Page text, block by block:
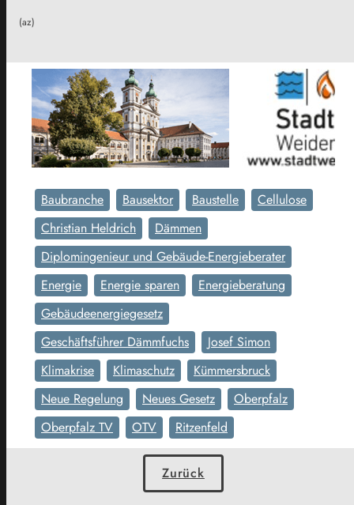
(az)
Baubranche Bausektor Baustelle
Cellulose
Christian Heldrich
Dämmen
Diplomingenieur und Gebäude-Energieberater
Energie
Energie sparen
Energieberatung
Gebäudeenergiegesetz
Geschäftsführer Dämmfuchs
Josef Simon
Klimakrise
Klimaschutz
Kümmersbruck
Neue Regelung
Neues Gesetz
Oberpfalz
Oberpfalz TV
OTV Ritzenfeld
Zurück